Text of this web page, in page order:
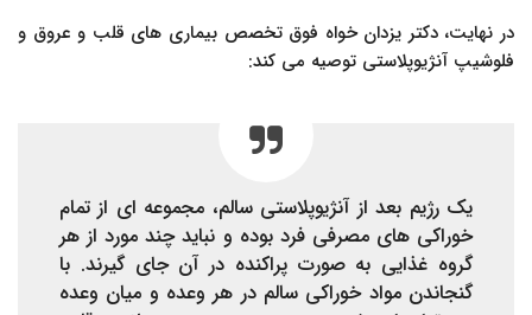
در نهایت، دکتر یزدان خواه فوق تخصص بیماری های قلب و عروق و
فلوشیپ آنژیوپلاستی توصیه می کند:
یک رژیم بعد از آنژیوپلاستی سالم، مجموعه ای از تمام
خوراکی های مصرفی فرد بوده و نباید چند مورد از هر
گروه غذایی به صورت پراکنده در آن جای گیرند. با
گنجاندن مواد خوراکی سالم در هر وعده و میان وعده